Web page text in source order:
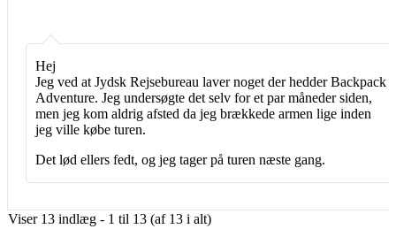
Hej
Jeg ved at Jydsk Rejsebureau laver noget der hedder Backpack
Adventure. Jeg undersøgte det selv for et par måneder siden,
men jeg kom aldrig afsted da jeg brækkede armen lige inden
jeg ville købe turen.
Det lød ellers fedt, og jeg tager på turen næste gang.
Viser 13 indlæg - 1 til 13 (af 13 i alt)